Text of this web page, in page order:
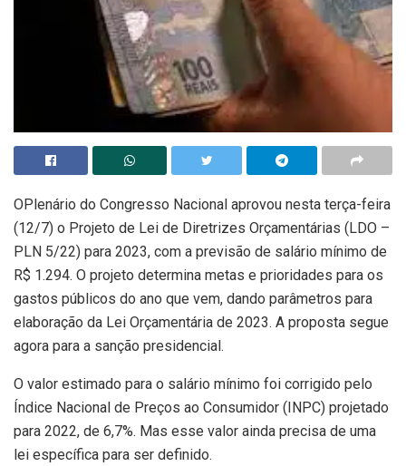
OPlenário do Congresso Nacional aprovou nesta terça-feira
(12/7) o Projeto de Lei de Diretrizes Orçamentárias (LDO –
PLN 5/22) para 2023, com a previsão de salário mínimo de
R$ 1.294. O projeto determina metas e prioridades para os
gastos públicos do ano que vem, dando parâmetros para
elaboração da Lei Orçamentária de 2023. A proposta segue
agora para a sanção presidencial.
O valor estimado para o salário mínimo foi corrigido pelo
Índice Nacional de Preços ao Consumidor (INPC) projetado
para 2022, de 6,7%. Mas esse valor ainda precisa de uma
lei específica para ser definido.